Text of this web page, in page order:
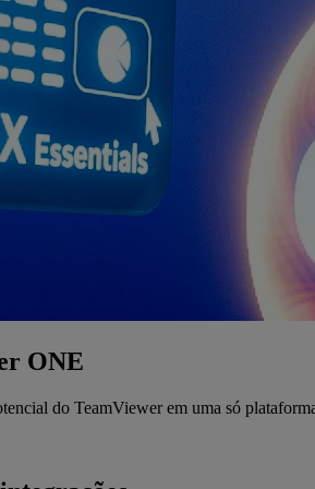
ONE
do TeamViewer em uma só